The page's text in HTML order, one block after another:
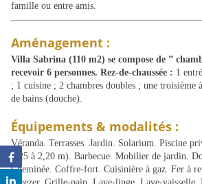
famille ou entre amis.
Aménagement :
Villa Sabrina (110 m2) se compose de ”
recevoir 6 personnes. Rez-de-chaussée : 1
; 1 cuisine ; 2 chambres doubles ; une troisième
de bains (douche).
Équipements & modalités :
Véranda. Terrasses. Jardin. Solarium. Piscine
1,25 à 2,20 m). Barbecue. Mobilier de jardin.
Cheminée. Coffre-fort. Cuisinière à gaz. Fer à